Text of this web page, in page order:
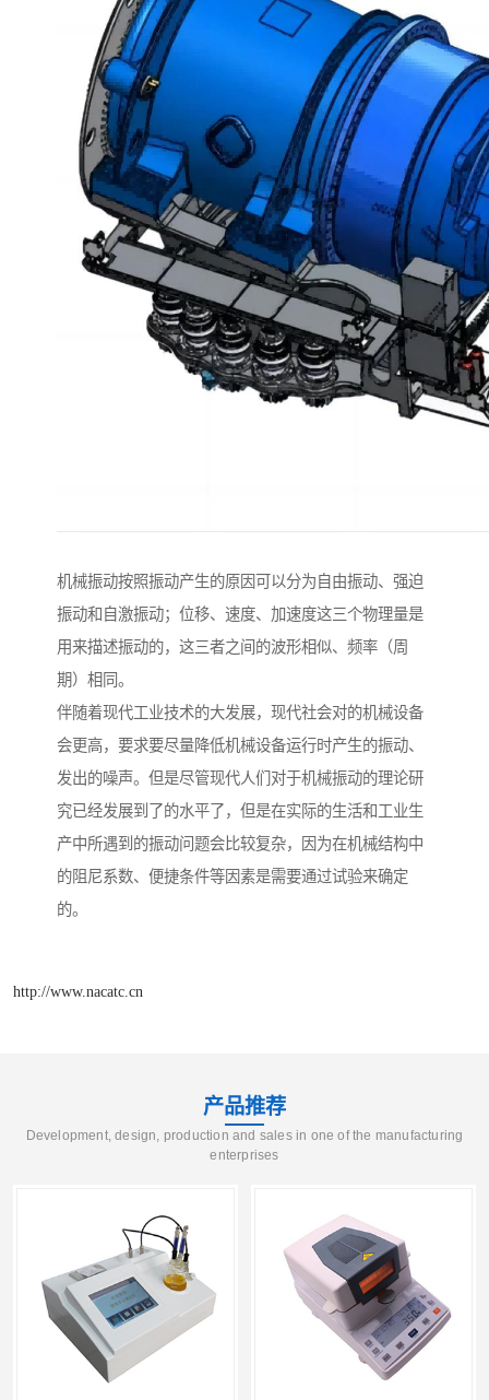
机械振动按照振动产生的原因可以分为自由振动、强迫
振动和自激振动；位移、速度、加速度这三个物理量是
用来描述振动的，这三者之间的波形相似、频率（周
期）相同。
伴随着现代工业技术的大发展，现代社会对的机械设备
会更高，要求要尽量降低机械设备运行时产生的振动、
发出的噪声。但是尽管现代人们对于机械振动的理论研
究已经发展到了的水平了，但是在实际的生活和工业生
产中所遇到的振动问题会比较复杂，因为在机械结构中
的阻尼系数、便捷条件等因素是需要通过试验来确定
的。
http://www.nacatc.cn
产品推荐
Development, design, production and sales in one of the manufacturing
enterprises